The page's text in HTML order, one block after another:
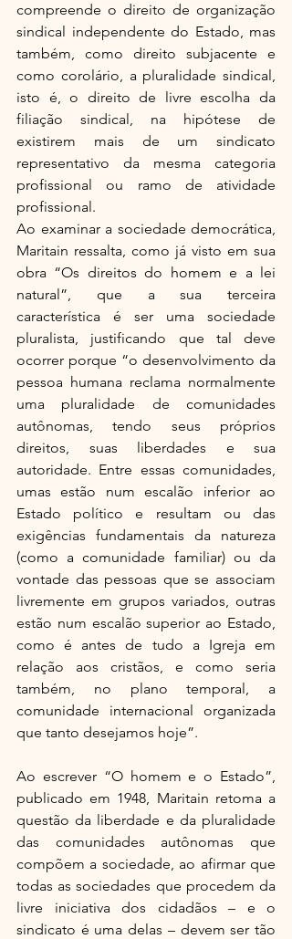
compreende o direito de organização
sindical independente do Estado, mas
também, como direito subjacente e
como corolário, a pluralidade sindical,
isto é, o direito de livre escolha da
filiação sindical, na hipótese de
existirem mais de um sindicato
representativo da mesma categoria
profissional ou ramo de atividade
profissional.
Ao examinar a sociedade democrática,
Maritain ressalta, como já visto em sua
obra “Os direitos do homem e a lei
natural”, que a sua terceira
característica é ser uma sociedade
pluralista, justificando que tal deve
ocorrer porque “o desenvolvimento da
pessoa humana reclama normalmente
uma pluralidade de comunidades
autônomas, tendo seus próprios
direitos, suas liberdades e sua
autoridade. Entre essas comunidades,
umas estão num escalão inferior ao
Estado político e resultam ou das
exigências fundamentais da natureza
(como a comunidade familiar) ou da
vontade das pessoas que se associam
livremente em grupos variados, outras
estão num escalão superior ao Estado,
como é antes de tudo a Igreja em
relação aos cristãos, e como seria
também, no plano temporal, a
comunidade internacional organizada
que tanto desejamos hoje”.
Ao escrever “O homem e o Estado”,
publicado em 1948, Maritain retoma a
questão da liberdade e da pluralidade
das comunidades autônomas que
compõem a sociedade, ao afirmar que
todas as sociedades que procedem da
livre iniciativa dos cidadãos – e o
sindicato é uma delas – devem ser tão